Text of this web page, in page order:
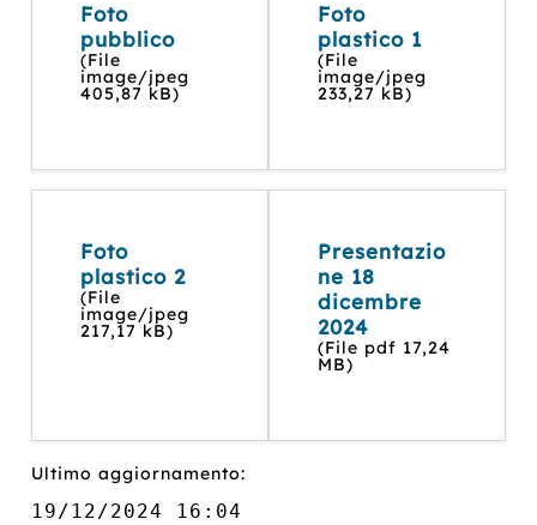
Foto
pubblico
(File
image/jpeg
405,87 kB)
Foto
plastico 1
(File
image/jpeg
233,27 kB)
Foto
plastico 2
(File
image/jpeg
217,17 kB)
Presentazio
ne 18
dicembre
2024
(File pdf 17,24
MB)
Ultimo aggiornamento:
19/12/2024 16:04